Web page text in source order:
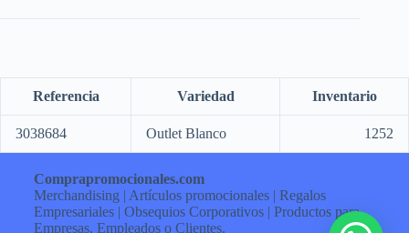
Referencia Variedad Inventario
3038684 Outlet Blanco 1252
Comprapromocionales.com
Merchandising | Artículos promocionales | Regalos
Empresariales | Obsequios Corporativos | Productos para
Empresas, Empleados o Clientes.